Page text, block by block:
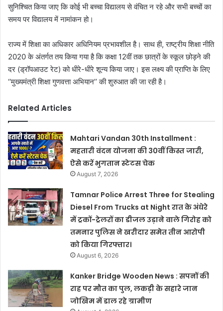
सुनिश्चित किया जाए कि कोई भी बच्चा विद्यालय से वंचित न रहे और सभी बच्चों का
समय पर विद्यालय में नामांकन हो।
राज्य में शिक्षा का अधिकार अधिनियम प्रभावशील है। साथ ही, राष्ट्रीय शिक्षा नीति
2020 के अंतर्गत तय किया गया है कि कक्षा 12वीं तक छात्रों के स्कूल छोड़ने की
दर (ड्रॉपआउट रेट) को धीरे-धीरे शून्य किया जाए। इस लक्ष्य की प्राप्ति के लिए
‘‘मुख्यमंत्री शिक्षा गुणवत्ता अभियान’’ की शुरुआत की जा रही है।
Related Articles
Mahtari Vandan 30th Installment :
महतारी वंदन योजना की 30वीं किस्त जारी,
ऐसे करें भुगतान स्टेटस चेक
August 7, 2026
Tamnar Police Arrest Three for Stealing
Diesel From Trucks at Night रात के अंधेरे
में ट्रकों-ट्रेलरों का डीजल उड़ाने वाले गिरोह को
तमनार पुलिस ने खरीदार समेत तीन आरोपी
को किया गिरफ्तार।
August 6, 2026
Kanker Bridge Wooden News : सपनों की
राह पर मौत का पुल, लकड़ी के सहारे जान
जोखिम में डाल रहे ग्रामीण